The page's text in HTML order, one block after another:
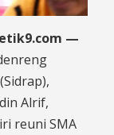
—
Alrif,
reuni SMA